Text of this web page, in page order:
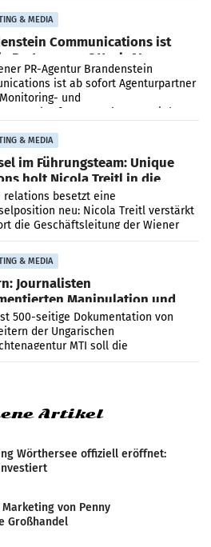
& MEDIA
Communications ist
Partner von OtterlyAI
PR-Agentur Brandenstein
ist ab sofort Agenturpartner
und
OtterlyAI. Damit baut
& MEDIA
im Führungsteam: Unique
holt Nicola Treitl in die
relations besetzt eine
neu: Nicola Treitl verstärkt
die Geschäftsleitung der Wiener
an der Seite von Josef Kalina und
Mahr.
& MEDIA
Journalisten
Manipulation und
500-seitige Dokumentation von
der Ungarischen
MTI soll die
Nachrichten-Manipulation und
Artikel
Wörthersee offiziell eröffnet:
von Penny
Großhandel